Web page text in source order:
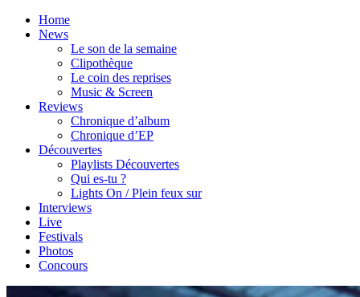
Home
News
Le son de la semaine
Clipothèque
Le coin des reprises
Music & Screen
Reviews
Chronique d’album
Chronique d’EP
Découvertes
Playlists Découvertes
Qui es-tu ?
Lights On / Plein feux sur
Interviews
Live
Festivals
Photos
Concours